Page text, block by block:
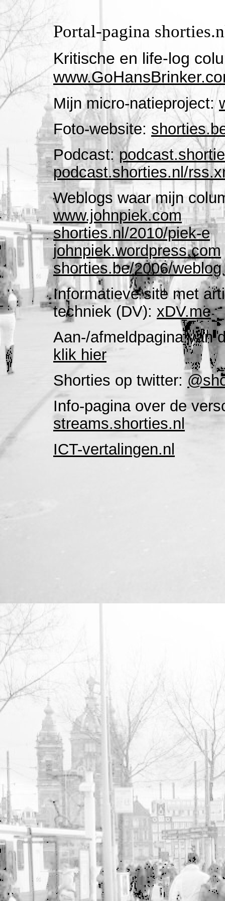
Portal-pagina
Kritische en life-log
Mijn micro-natieproject:
Foto-website:
Podcast:
podcast.shorties.nl/
Weblogs waar mijn
www.johnpiek.com
shorties.nl/2010/piek-e
johnpiek.wordpress.com
shorties.be/2006/weblog
Informatieve site met
techniek (DV): xDV.me
Aan-/afmeldpagina van
klik hier
Shorties op twitter:
Info-pagina over de
streams.shorties.nl
ICT-vertalingen.nl